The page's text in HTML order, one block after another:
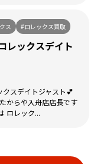
ス #ロレックス買取
レックスデイト
クスデイトジャスト💕
からや入舟店店長です
ロレック...